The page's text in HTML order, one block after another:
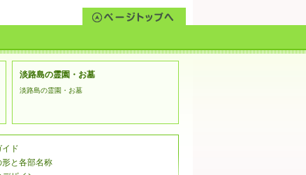
れる個人情報の収集に関しまし
Layer）暗号化技術を用いて
淡路島の霊園・お墓
淡路島の霊園・お墓
イド
形と各部名称